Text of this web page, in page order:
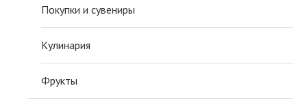
Покупки и сувениры
Кулинария
Фрукты